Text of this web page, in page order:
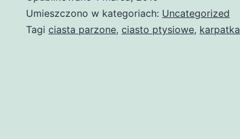
Umieszczono w kategoriach: Uncategorized
Tagi ciasta parzone, ciasto ptysiowe, karpatka